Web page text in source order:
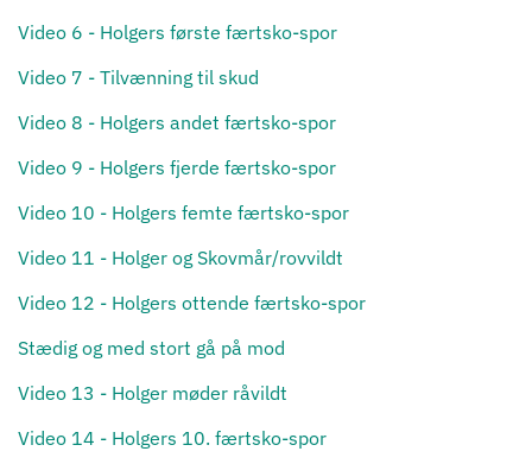
Video 6 - Holgers første færtsko-spor
Video 7 - Tilvænning til skud
Video 8 - Holgers andet færtsko-spor
Video 9 - Holgers fjerde færtsko-spor
Video 10 - Holgers femte færtsko-spor
Video 11 - Holger og Skovmår/rovvildt
Video 12 - Holgers ottende færtsko-spor
Stædig og med stort gå på mod
Video 13 - Holger møder råvildt
Video 14 - Holgers 10. færtsko-spor